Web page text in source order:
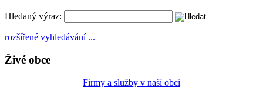
Hledaný výraz:
rozšířené vyhledávání ...
Živé obce
Firmy a služby v naší obci